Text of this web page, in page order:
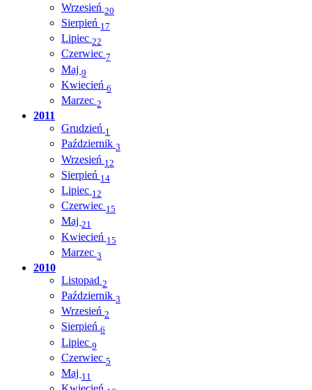
Wrzesień 20
Sierpień 17
Lipiec 22
Czerwiec 7
Maj 9
Kwiecień 6
Marzec 2
2011
Grudzień 1
Październik 3
Wrzesień 12
Sierpień 14
Lipiec 12
Czerwiec 15
Maj 21
Kwiecień 15
Marzec 3
2010
Listopad 2
Październik 3
Wrzesień 2
Sierpień 6
Lipiec 9
Czerwiec 5
Maj 11